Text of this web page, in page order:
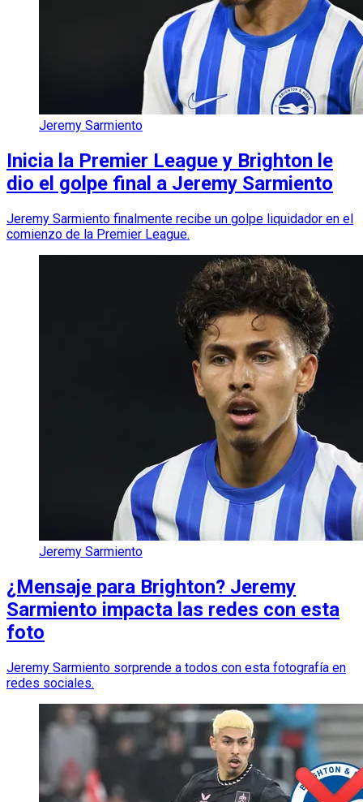
Jeremy Sarmiento
Inicia la Premier League y Brighton le
dio el golpe final a Jeremy Sarmiento
Jeremy Sarmiento finalmente recibe un golpe liquidador en el
comienzo de la Premier League.
Jeremy Sarmiento
¿Mensaje para Brighton? Jeremy
Sarmiento impacta las redes con esta
foto
Jeremy Sarmiento sorprende a todos con esta fotografía en
redes sociales.